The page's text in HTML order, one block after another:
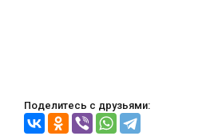
Поделитесь с друзьями: